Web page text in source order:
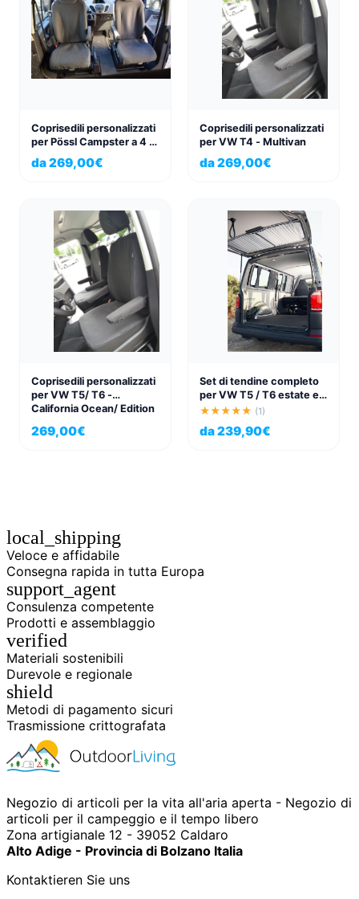
Coprisedili personalizzati
per Pössl Campster a 4 o
6 posti
da269,00€
Coprisedili personalizzati
per VW T4 - Multivan
da269,00€
Coprisedili personalizzati
per VW T5/ T6 -
California Ocean/ Edition
269,00€
Set di tendine completo
per VW T5 / T6 estate e
Transporter per tutti i 6
alette posteriori
★★★★★ (1)
da239,90€
local_shipping
Veloce e affidabile
Consegna rapida in tutta Europa
support_agent
Consulenza competente
Prodotti e assemblaggio
verified
Materiali sostenibili
Durevole e regionale
shield
Metodi di pagamento sicuri
Trasmissione crittografata
Negozio di articoli per la vita all'aria aperta - Negozio di
articoli per il campeggio e il tempo libero
Zona artigianale 12 - 39052 Caldaro
Alto Adige - Provincia di Bolzano Italia
Kontaktieren Sie uns